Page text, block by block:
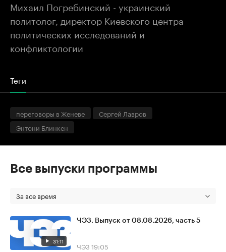
Михаил Погребинский - украинский
политолог, директор Киевского центра
политических исследований и
конфликтологии
Теги
переговоры в Женеве
Сергей Лавров
Энтони Блинкен
Все выпуски программы
За все время
31:11
ЧЭЗ. Выпуск от 08.08.2026, часть 5
ЧЭЗ 19:05